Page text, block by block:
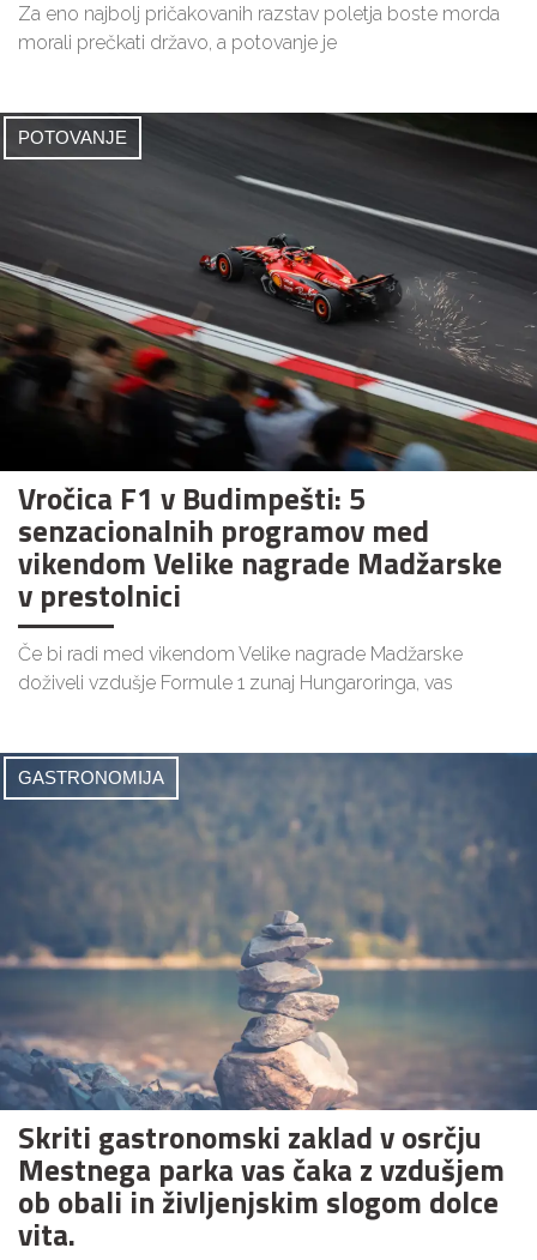
Za eno najbolj pričakovanih razstav poletja boste morda
morali prečkati državo, a potovanje je
POTOVANJE
Vročica F1 v Budimpešti: 5
senzacionalnih programov med
vikendom Velike nagrade Madžarske
v prestolnici
Če bi radi med vikendom Velike nagrade Madžarske
doživeli vzdušje Formule 1 zunaj Hungaroringa, vas
GASTRONOMIJA
Skriti gastronomski zaklad v osrčju
Mestnega parka vas čaka z vzdušjem
ob obali in življenjskim slogom dolce
vita.